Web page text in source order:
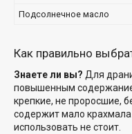
Подсолнечное масло
Как правильно
Знаете ли вы? Для
повышенным
крепкие, не проросшие,
содержит мало крахмала
использовать не стоит.